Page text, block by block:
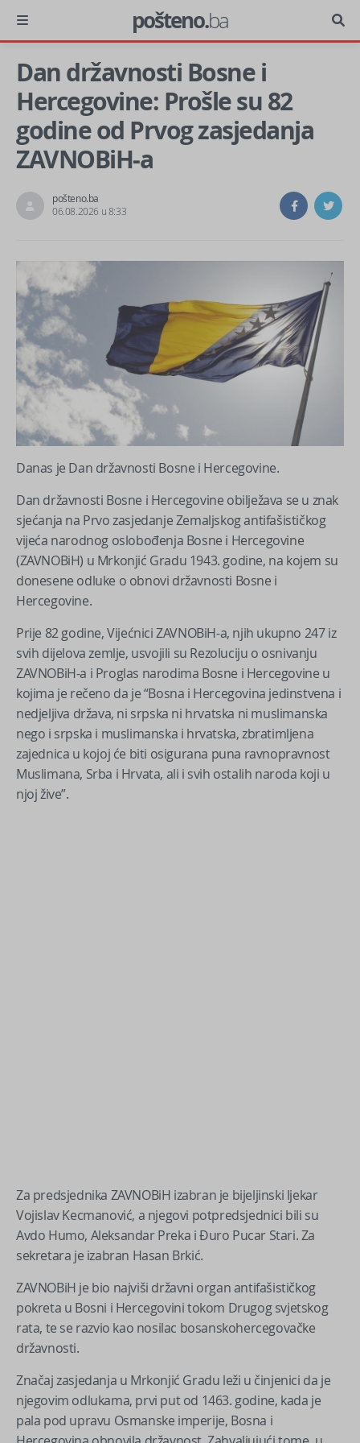
pošteno.ba
Dan državnosti Bosne i
Hercegovine: Prošle su 82
godine od Prvog zasjedanja
ZAVNOBiH-a
pošteno.ba
06.08.2026 u 8:33
Danas je Dan državnosti Bosne i Hercegovine.
Dan državnosti Bosne i Hercegovine obilježava se u znak
sjećanja na Prvo zasjedanje Zemaljskog antifašističkog
vijeća narodnog oslobođenja Bosne i Hercegovine
(ZAVNOBiH) u Mrkonjić Gradu 1943. godine, na kojem su
donesene odluke o obnovi državnosti Bosne i
Hercegovine.
Prije 82 godine, Vijećnici ZAVNOBiH-a, njih ukupno 247 iz
svih dijelova zemlje, usvojili su Rezoluciju o osnivanju
ZAVNOBiH-a i Proglas narodima Bosne i Hercegovine u
kojima je rečeno da je “Bosna i Hercegovina jedinstvena i
nedjeljiva država, ni srpska ni hrvatska ni muslimanska
nego i srpska i muslimanska i hrvatska, zbratimljena
zajednica u kojoj će biti osigurana puna ravnopravnost
Muslimana, Srba i Hrvata, ali i svih ostalih naroda koji u
njoj žive”.
Za predsjednika ZAVNOBiH izabran je bijeljinski ljekar
Vojislav Kecmanović, a njegovi potpredsjednici bili su
Avdo Humo, Aleksandar Preka i Đuro Pucar Stari. Za
sekretara je izabran Hasan Brkić.
ZAVNOBiH je bio najviši državni organ antifašističkog
pokreta u Bosni i Hercegovini tokom Drugog svjetskog
rata, te se razvio kao nosilac bosanskohercegovačke
državnosti.
Značaj zasjedanja u Mrkonjić Gradu leži u činjenici da je
njegovim odlukama, prvi put od 1463. godine, kada je
pala pod upravu Osmanske imperije, Bosna i